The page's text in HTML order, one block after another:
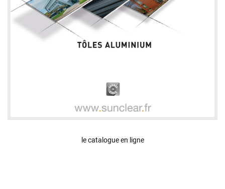
le catalogue en ligne